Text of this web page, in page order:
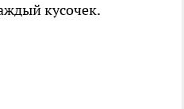
кусочек.